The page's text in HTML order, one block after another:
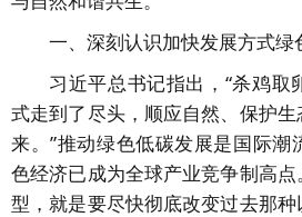
一、深刻认识加快发展方式绿
习近平总书记指出，“杀鸡取
式走到了尽头，顺应自然、保护
来。”推动绿色低碳发展是国际潮
色经济已成为全球产业竞争制高
型，就是要尽快彻底改变过去那